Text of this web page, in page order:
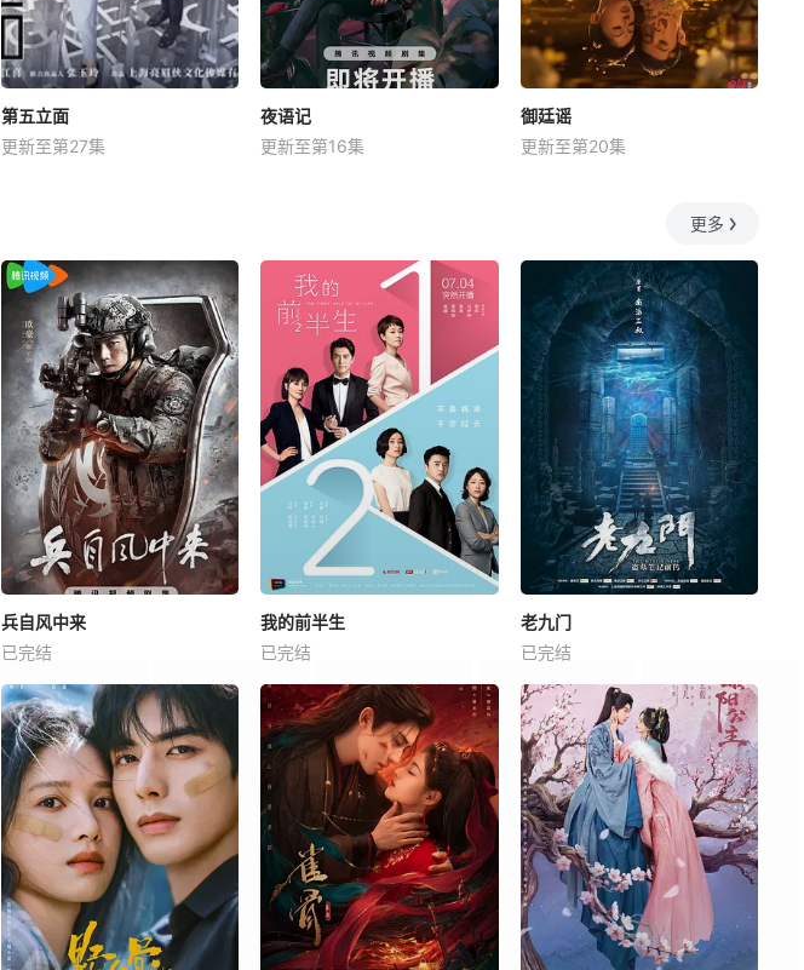
第五立面
更新至第27集
夜语记
更新至第16集
御廷谣
更新至第20集
更多
兵自风中来
已完结
我的前半生
已完结
老九门
已完结